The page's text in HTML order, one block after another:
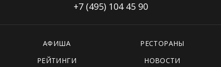
+7 (495) 104 45 90
АФИША
РЕСТОРАНЫ
РЕЙТИНГИ
НОВОСТИ